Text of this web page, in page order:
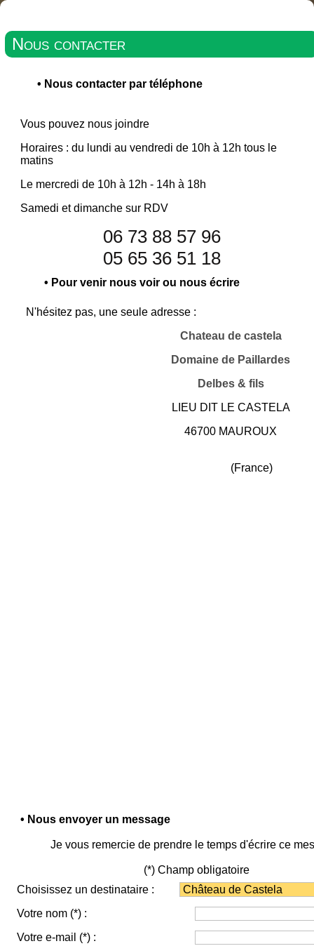
Nous contacter
• Nous contacter par téléphone
Vous pouvez nous joindre
Horaires : du lundi au vendredi de 10h à 12h tous le
matins
Le mercredi de 10h à 12h - 14h à 18h
Samedi et dimanche sur RDV
06 73 88 57 96
05 65 36 51 18
• Pour venir nous voir ou nous écrire
N'hésitez pas, une seule adresse :
Chateau de castela
Domaine de Paillardes
Delbes & fils
LIEU DIT LE CASTELA
46700 MAUROUX
(France)
• Nous envoyer un message
Je vous remercie de prendre le temps d'écrire ce
(*) Champ obligatoire
Choisissez un destinataire :
Votre nom (*) :
Votre e-mail (*) :